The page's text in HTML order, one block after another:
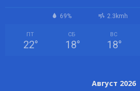
69% 2.3kmh
ПТ
22°
СБ
18°
ВС
18°
Август 2026